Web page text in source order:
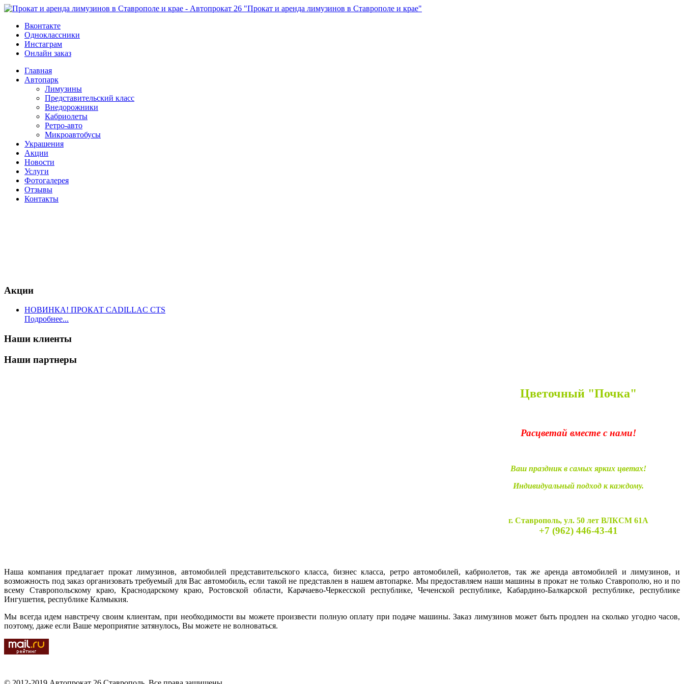
"Прокат и аренда лимузинов в Ставрополе и крае"
Вконтакте
Одноклассники
Инстаграм
Онлайн заказ
Главная
Автопарк
Лимузины
Представительский класс
Внедорожники
Кабриолеты
Ретро-авто
Микроавтобусы
Украшения
Акции
Новости
Услуги
Фотогалерея
Отзывы
­Контакты
Акции
НОВИНКА! ПРОКАТ CADILLAC CTS
Подробнее...
Наши клиенты
Наши партнеры
Цветочный "Почка"
Расцветай вместе с нами!
Ваш праздник в самых ярких цветах!
Индивидуальный подход к каждому.
г. Ставрополь, ул. 50 лет ВЛКСМ 61А
+7 (962) 446-43-41
Наша компания предлагает прокат лимузинов, автомобилей представительского класса, бизнес класса, ретро автомобилей, кабриолетов, так же аренда автомобилей и лимузинов, и
возможность под заказ организовать требуемый для Вас автомобиль, если такой не представлен в нашем автопарке. Мы предоставляем наши машины в прокат не только Ставрополю, но и по
всему Ставропольскому краю, Краснодарскому краю, Ростовской области, Карачаево-Черкесской республике, Чеченской республике, Кабардино-Балкарской республике, республике
Ингушетия, республике Калмыкия.
Мы всегда идем навстречу своим клиентам, при необходимости вы можете произвести полную оплату при подаче машины. Заказ лимузинов может быть продлен на сколько угодно часов,
поэтому, даже если Ваше мероприятие затянулось, Вы можете не волноваться.